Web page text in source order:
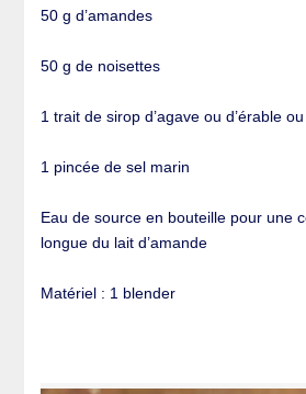
50 g d’amandes
50 g de noisettes
1 trait de sirop d’agave ou d’érable
1 pincée de sel marin
Eau de source en bouteille pour une
longue du lait d’amande
Matériel : 1 blender